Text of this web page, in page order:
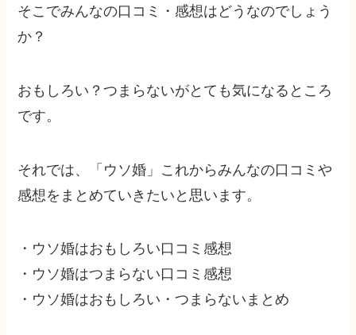
そこでみんなの口コミ・感想はどうなのでしょう
か？
おもしろい？つまらないがとても気になるところ
です。
それでは、「ウソ婚」これからみんなの口コミや
感想をまとめていきたいと思います。
・ウソ婚はおもしろい口コミ感想
・ウソ婚はつまらない口コミ感想
・ウソ婚はおもしろい・つまらないまとめ